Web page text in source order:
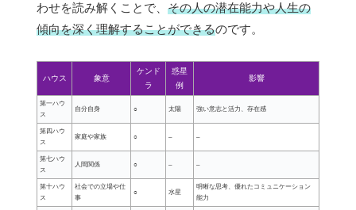
わせを読み解くことで、 その人の潜在能力や人生の
傾向を深く理解することができるのです。
ハウス 象意
ケンド
ラ
惑星
例
影響
第一ハウ
ス
自分自身 ○ 太陽 強い意志と活力、存在感
第四ハウ
ス
家庭や家族 ○ – –
第七ハウ
ス
人間関係 ○ – –
第十ハウ
ス
社会での立場や仕
事
○ 水星
明晰な思考、優れたコミュニケーション
能力